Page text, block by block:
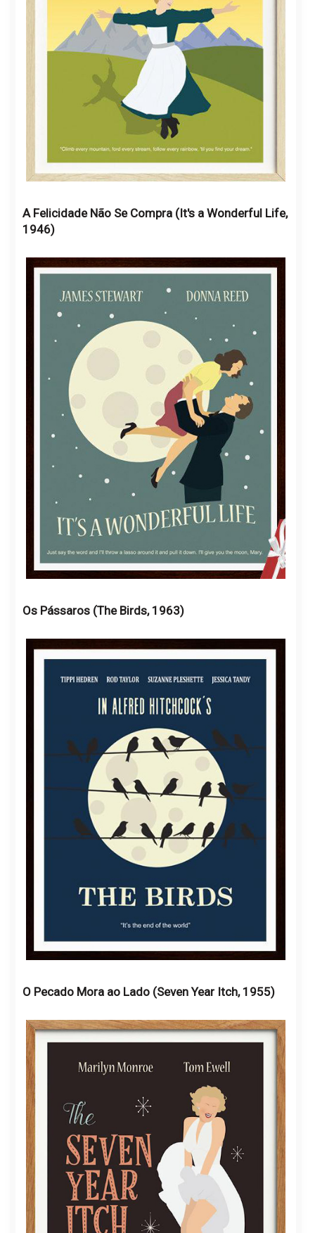
A Felicidade Não Se Compra (It's a Wonderful Life,
1946)
Os Pássaros (The Birds, 1963)
O Pecado Mora ao Lado (Seven Year Itch, 1955)